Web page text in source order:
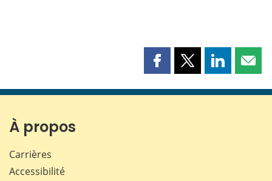
Partager
page
Partager
page
Partager
page page
À propos
Carrières
Accessibilité